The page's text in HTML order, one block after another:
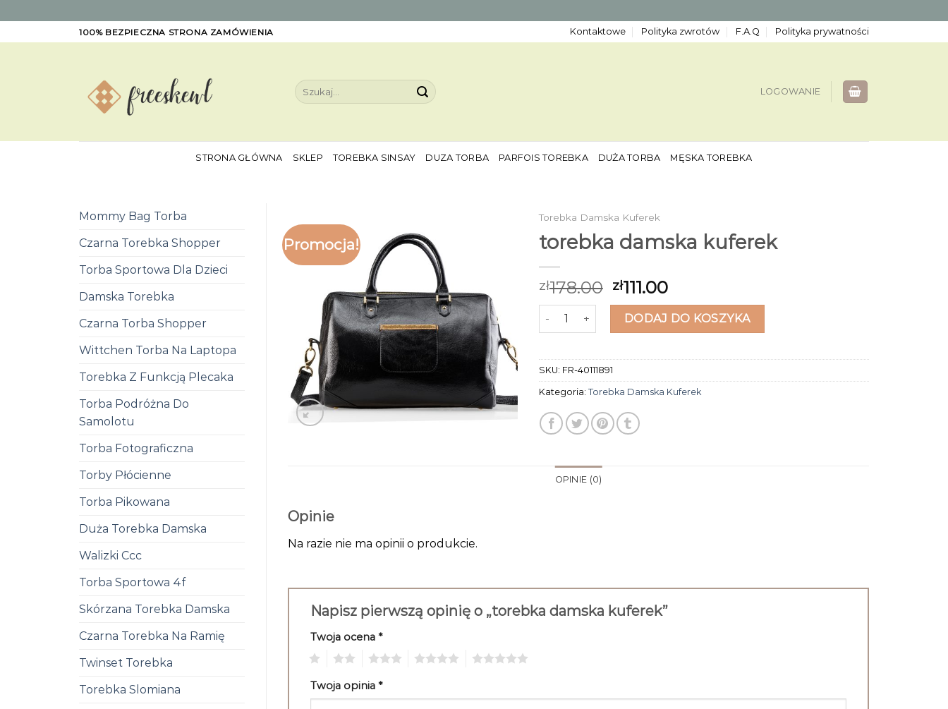
to
100% BEZPIECZNA STRONA ZAMÓWIENIA Kontaktowe Polityka zwrotów F.A.Q Polityka prywatności
Szukaj:
LOGOWANIE
STRONA GŁÓWNA SKLEP TOREBKA SINSAY DUZA TORBA PARFOIS TOREBKA DUŻA TORBA MĘSKA TOREBKA
Mommy Bag Torba
Czarna Torebka Shopper
Torba Sportowa Dla Dzieci
Damska Torebka
Czarna Torba Shopper
Wittchen Torba Na Laptopa
Torebka Z Funkcją Plecaka
Torba Podróżna Do
Samolotu
Torba Fotograficzna
Torby Płócienne
Torba Pikowana
Duża Torebka Damska
Walizki Ccc
Torba Sportowa 4f
Skórzana Torebka Damska
Czarna Torebka Na Ramię
Twinset Torebka
Torebka Slomiana
Promocja!
Torebka Damska Kuferek
torebka damska kuferek
zł178.00 zł111.00
ilość torebka damska kuferekDODAJ DO KOSZYKA
SKU: FR-40111891
Kategoria: Torebka Damska Kuferek
OPINIE (0)
Opinie
Na razie nie ma opinii o produkcie.
Napisz pierwszą opinię o „torebka damska kuferek”
Twoja ocena *
Twoja opinia *